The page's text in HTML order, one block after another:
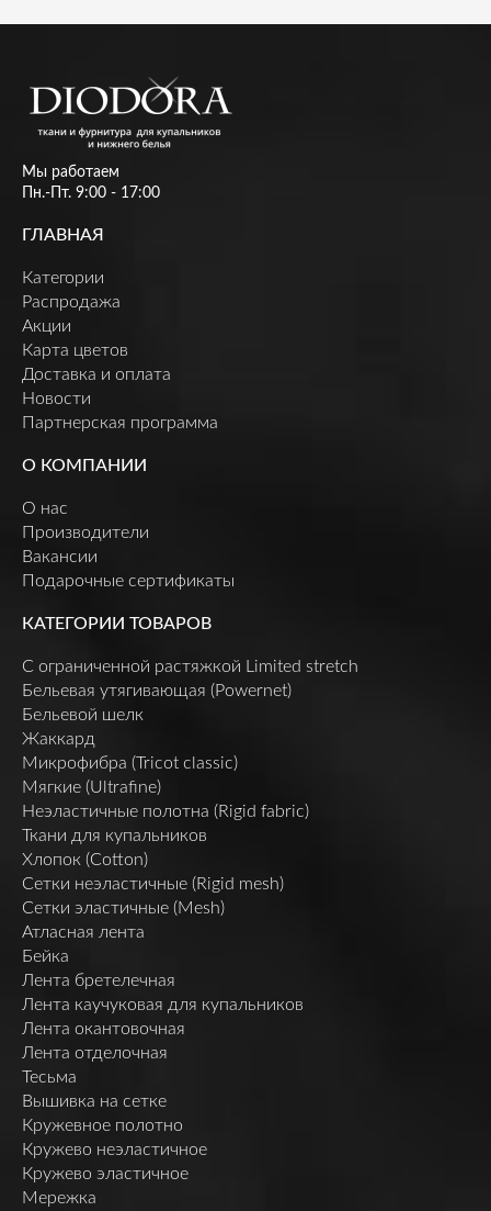
Мы работаем
Пн.-Пт. 9:00 - 17:00
ГЛАВНАЯ
Категории
Распродажа
Акции
Карта цветов
Доставка и оплата
Новости
Партнерская программа
О КОМПАНИИ
О нас
Производители
Вакансии
Подарочные сертификаты
КАТЕГОРИИ ТОВАРОВ
C ограниченной растяжкой Limited stretch
Бельевая утягивающая (Powernet)
Бельевой шелк
Жаккард
Микрофибра (Tricot classic)
Мягкие (Ultrafine)
Неэластичные полотна (Rigid fabric)
Ткани для купальников
Хлопок (Cotton)
Сетки неэластичные (Rigid mesh)
Сетки эластичные (Mesh)
Атласная лента
Бейка
Лента бретелечная
Лента каучуковая для купальников
Лента окантовочная
Лента отделочная
Тесьма
Вышивка на сетке
Кружевное полотно
Кружево неэластичное
Кружево эластичное
Мережка